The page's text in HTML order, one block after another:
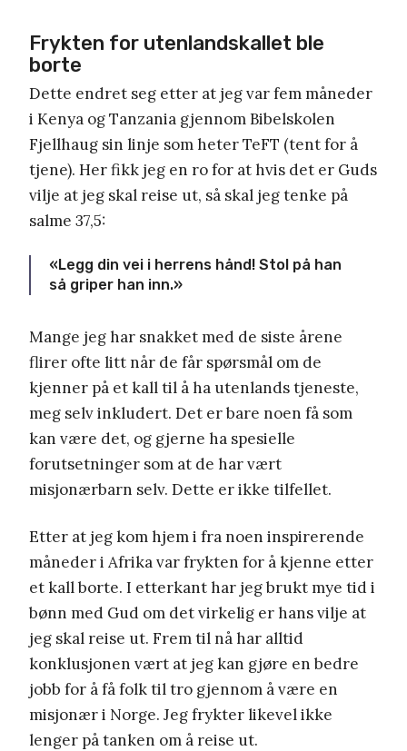
Frykten for utenlandskallet ble
borte
Dette endret seg etter at jeg var fem måneder
i Kenya og Tanzania gjennom Bibelskolen
Fjellhaug sin linje som heter TeFT (tent for å
tjene). Her fikk jeg en ro for at hvis det er Guds
vilje at jeg skal reise ut, så skal jeg tenke på
salme 37,5:
«Legg din vei i herrens hånd! Stol på han
så griper han inn.»
Mange jeg har snakket med de siste årene
flirer ofte litt når de får spørsmål om de
kjenner på et kall til å ha utenlands tjeneste,
meg selv inkludert. Det er bare noen få som
kan være det, og gjerne ha spesielle
forutsetninger som at de har vært
misjonærbarn selv. Dette er ikke tilfellet.
Etter at jeg kom hjem i fra noen inspirerende
måneder i Afrika var frykten for å kjenne etter
et kall borte. I etterkant har jeg brukt mye tid i
bønn med Gud om det virkelig er hans vilje at
jeg skal reise ut. Frem til nå har alltid
konklusjonen vært at jeg kan gjøre en bedre
jobb for å få folk til tro gjennom å være en
misjonær i Norge. Jeg frykter likevel ikke
lenger på tanken om å reise ut.